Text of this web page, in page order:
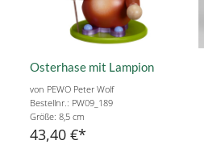
Osterhase mit Lampion
von PEWO Peter Wolf
Bestellnr.: PW09_189
Größe: 8,5 cm
43,40 €